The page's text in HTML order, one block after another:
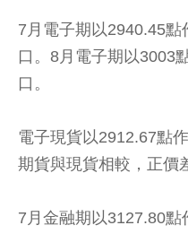
7月電子期以2940.45
口。8月電子期以3003
口。
電子現貨以2912.67點
期貨與現貨相較，正價
7月金融期以3127.80